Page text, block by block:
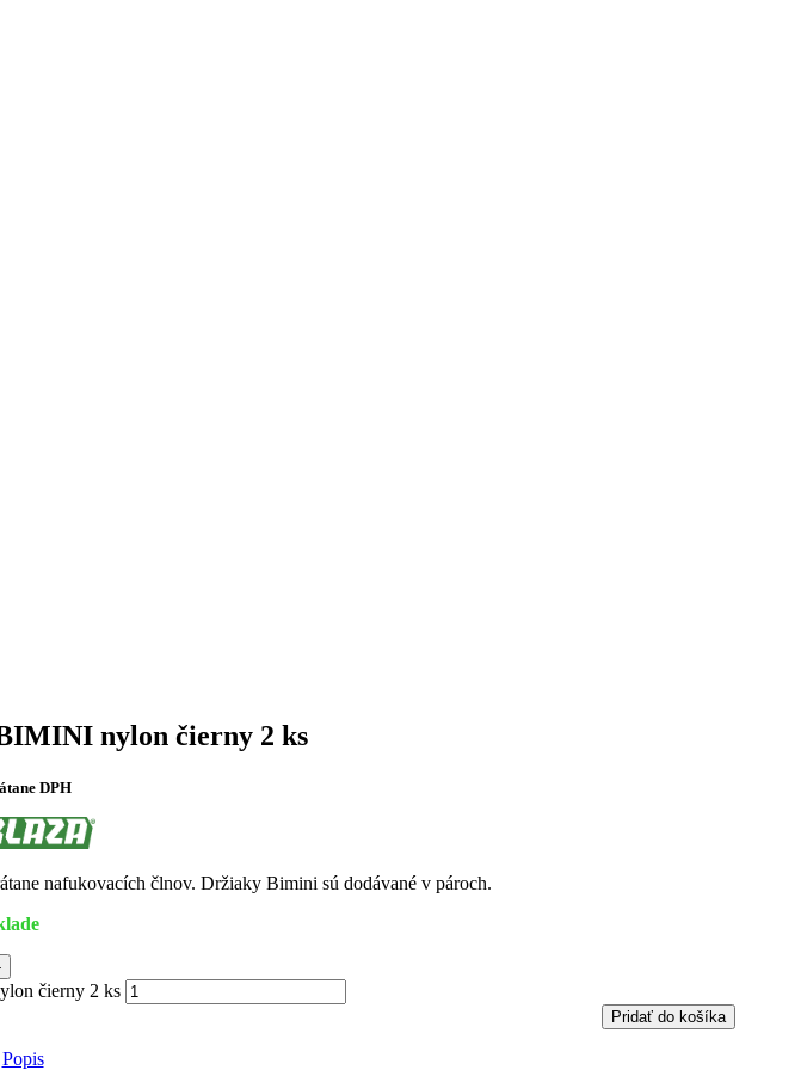
nylon čierny 2 ks
DPH
nafukovacích člnov. Držiaky Bimini sú dodávané v pároch.
čierny 2 ks
Pridať do košíka
Popis